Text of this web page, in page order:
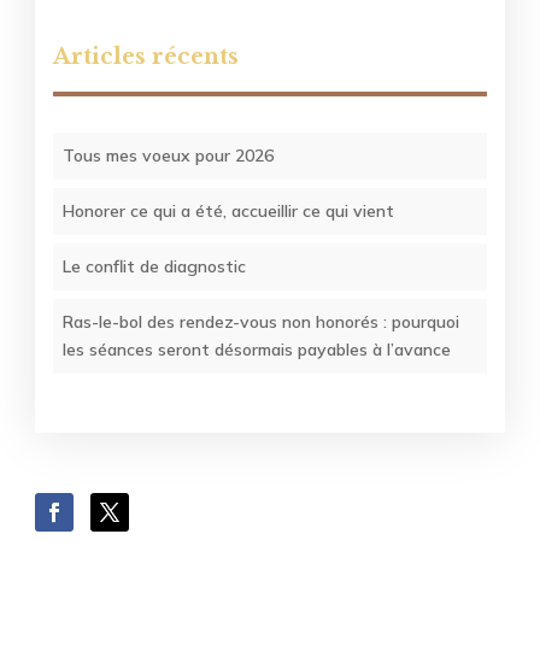
Articles récents
Tous mes voeux pour 2026
Honorer ce qui a été, accueillir ce qui vient
Le conflit de diagnostic
Ras-le-bol des rendez-vous non honorés : pourquoi
les séances seront désormais payables à l’avance